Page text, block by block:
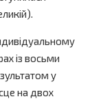
із восьми
у
на двох